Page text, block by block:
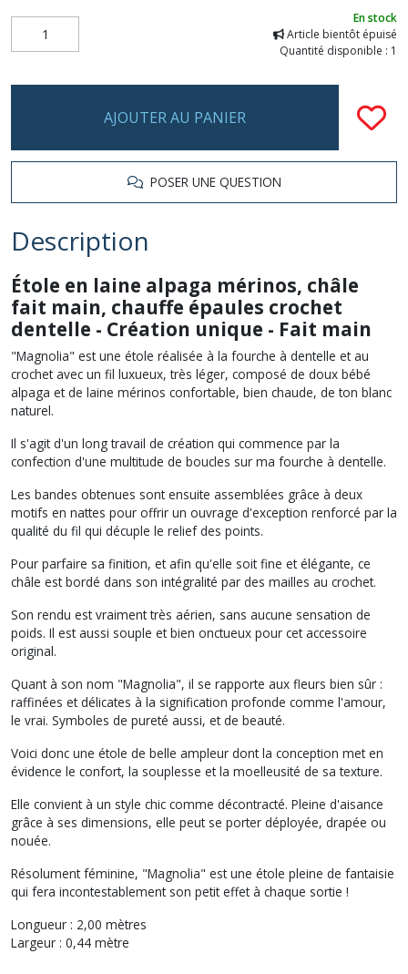
En stock
Article bientôt épuisé
Quantité disponible : 1
AJOUTER AU PANIER
POSER UNE QUESTION
Description
Étole en laine alpaga mérinos, châle
fait main, chauffe épaules crochet
dentelle - Création unique - Fait main
"Magnolia" est une étole réalisée à la fourche à dentelle et au
crochet avec un fil luxueux, très léger, composé de doux bébé
alpaga et de laine mérinos confortable, bien chaude, de ton blanc
naturel.
Il s'agit d'un long travail de création qui commence par la
confection d'une multitude de boucles sur ma fourche à dentelle.
Les bandes obtenues sont ensuite assemblées grâce à deux
motifs en nattes pour offrir un ouvrage d'exception renforcé par la
qualité du fil qui décuple le relief des points.
Pour parfaire sa finition, et afin qu'elle soit fine et élégante, ce
châle est bordé dans son intégralité par des mailles au crochet.
Son rendu est vraiment très aérien, sans aucune sensation de
poids. Il est aussi souple et bien onctueux pour cet accessoire
original.
Quant à son nom "Magnolia", il se rapporte aux fleurs bien sûr :
raffinées et délicates à la signification profonde comme l'amour,
le vrai. Symboles de pureté aussi, et de beauté.
Voici donc une étole de belle ampleur dont la conception met en
évidence le confort, la souplesse et la moelleusité de sa texture.
Elle convient à un style chic comme décontracté. Pleine d'aisance
grâce à ses dimensions, elle peut se porter déployée, drapée ou
nouée.
Résolument féminine, "Magnolia" est une étole pleine de fantaisie
qui fera incontestablement son petit effet à chaque sortie !
Longueur : 2,00 mètres
Largeur : 0,44 mètre